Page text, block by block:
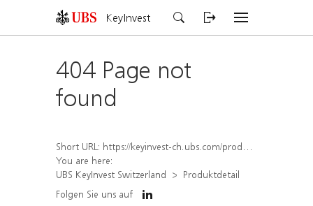
KeyInvest
404 Page not
found
Short URL: https://keyinvest-ch.ubs.com/produkt/detail/index/isin/CH1582447780
You are here:
UBS KeyInvest Switzerland
Produktdetail
Folgen Sie uns auf